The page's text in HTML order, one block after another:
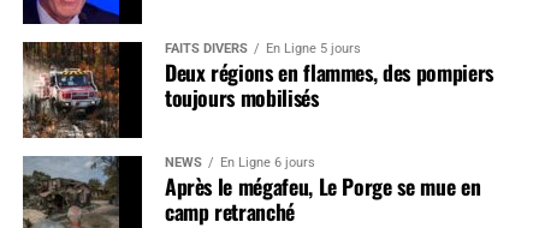
FAITS DIVERS En Ligne 5 jours
Deux régions en flammes, des pompiers
toujours mobilisés
NEWS En Ligne 6 jours
Après le mégafeu, Le Porge se mue en
camp retranché